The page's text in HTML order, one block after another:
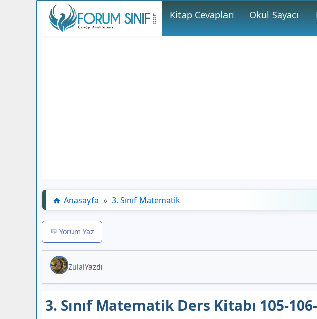
Kitap Cevapları Okul Sayacı
Anasayfa » 3. Sınıf Matematik
💬 Yorum Yaz
ZülalYazdı
3. Sınıf Matematik Ders Kitabı 105-